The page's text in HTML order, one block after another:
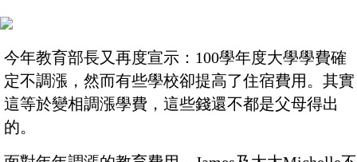
今年教育部長又再度宣示：100學年度大學學費確
定不調漲，然而有些學校卻提高了住宿費用。其實
這等於變相調漲學費，這些錢還不都是父母得出
的。